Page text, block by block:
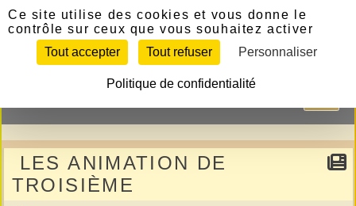
LES ANIMATION DE
TROISIÈME
Panneau de gestion des cookies
Ce site utilise des cookies et vous donne le
contrôle sur ceux que vous souhaitez activer
Tout accepter
Tout refuser Personnaliser
Politique de confidentialité